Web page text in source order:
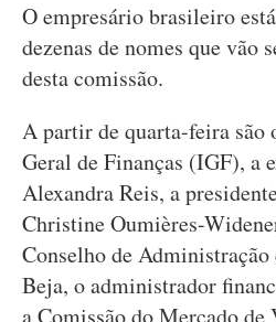
O empresário brasileiro
dezenas de nomes que vão
desta comissão.
A partir de quarta-feira são
Geral de Finanças (IGF), a
Alexandra Reis, a
Christine Oumières-
Conselho de
Beja, o administrador
a Comissão do Mercado